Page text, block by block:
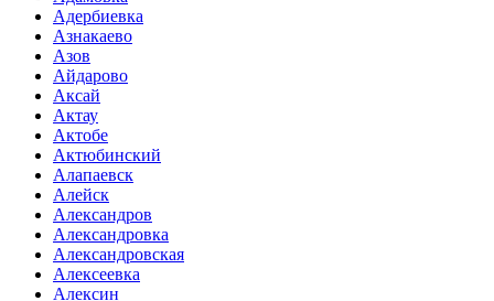
Адербиевка
Азнакаево
Азов
Айдарово
Аксай
Актау
Актобе
Актюбинский
Алапаевск
Алейск
Александров
Александровка
Александровская
Алексеевка
Алексин